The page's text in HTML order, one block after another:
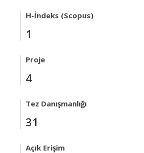
H-İndeks (Scopus)
1
Proje
4
Tez Danışmanlığı
31
Açık Erişim